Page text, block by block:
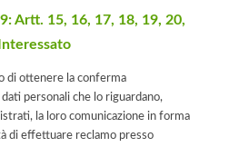
Artt. 15, 16, 17, 18, 19, 20,
di ottenere la conferma
personali che lo riguardano,
la loro comunicazione in forma
di effettuare reclamo presso